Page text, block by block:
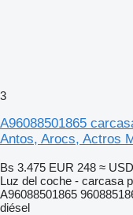
3
A96088501865
Antos, Arocs, Actros
Bs 3.475 EUR 248 ≈
Luz del coche - carcasa
A96088501865
diésel